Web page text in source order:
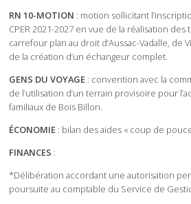
RN 10-MOTION : motion sollicitant
CPER 2021-2027 en vue de la réalisation
carrefour plan au droit d’Aussac-Vadalle,
de la création d’un échangeur complet.
GENS DU VOYAGE: convention avec la
de l’utilisation d’un terrain provisoire pour
familiaux de Bois Billon.
ÉCONOMIE: bilan des aides « coup de
FINANCES :
*Délibération accordant une autorisation
poursuite au comptable du Service de